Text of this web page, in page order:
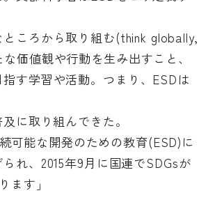
ところから取り組む(think globally,
価値観や行動を生み出すこと、
す学習や活動。つまり、ESDは
に取り組んできた。
可能な開発のための教育(ESD)に
れ、2015年9月に国連でSDGsが
ます」